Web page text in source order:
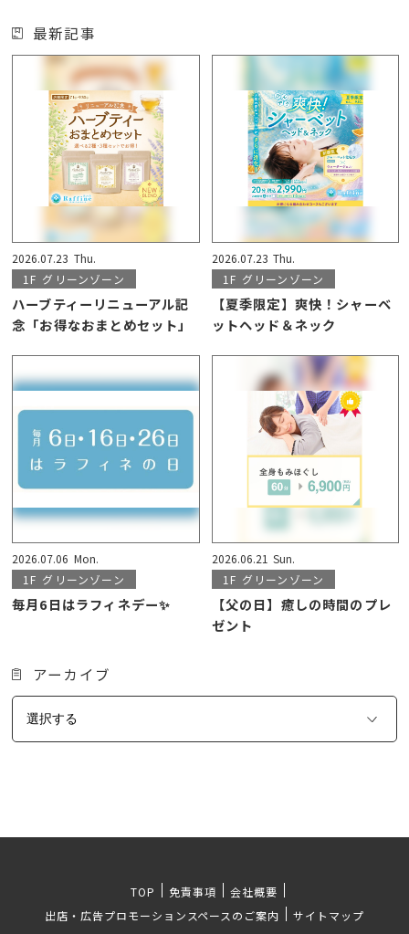
最新記事
2026.07.23 Thu.
1F グリーンゾーン
ハーブティーリニューアル記
念「お得なおまとめセット」
2026.07.23 Thu.
1F グリーンゾーン
【夏季限定】爽快！シャーベ
ットヘッド＆ネック
2026.07.06 Mon.
1F グリーンゾーン
毎月6日はラフィネデー✨
2026.06.21 Sun.
1F グリーンゾーン
【父の日】癒しの時間のプレ
ゼント
アーカイブ
TOP 免責事項
会社概要
出店・広告プロモーションスペースのご案内
サイトマップ